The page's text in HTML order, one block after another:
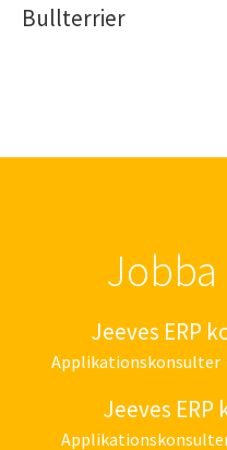
Bullterrier
Jeeves ERP
Applikationskonsulter ·
Jeeves